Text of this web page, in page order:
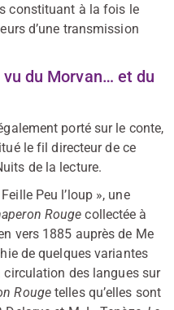
constituant à la fois le
d’une transmission
du Morvan… et du
porté sur le conte,
le fil directeur de ce
de la lecture.
Peu l’loup », une
Rouge collectée à
vers 1885 auprès de Me
de quelques variantes
circulation des langues sur
Rougetelles qu’elles sont